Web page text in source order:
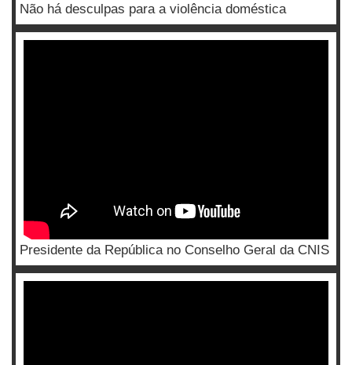
Não há desculpas para a violência doméstica
Presidente da República no Conselho Geral da CNIS